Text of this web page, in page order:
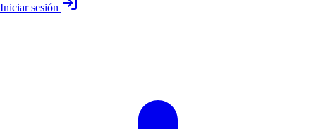
Iniciar sesión